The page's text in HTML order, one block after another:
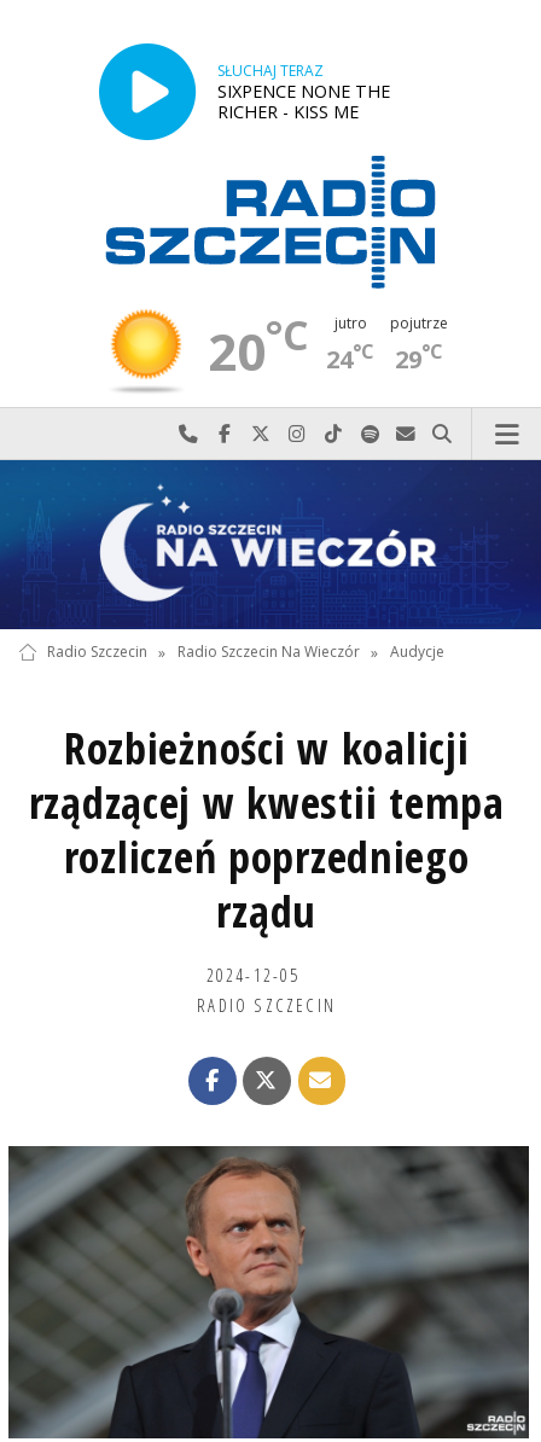
SŁUCHAJ TERAZ
SIXPENCE NONE THE
RICHER - KISS ME
20°C jutro
24°C
pojutrze
29°C
Najlepiej po prostu do nas zadzwoń
Odwiedź nas na Facebook-u
Odwiedź nas na X
Odwiedź nas na Instagram-ie
Odwiedź nas na TikTok-u
Szukaj nas na Spotify
Wyślij do nas
Szukaj
Radio Szczecin » Radio Szczecin Na Wieczór » Audycje
Rozbieżności w koalicji
rządzącej w kwestii tempa
rozliczeń poprzedniego
rządu
2024-12-05
RADIO SZCZECIN